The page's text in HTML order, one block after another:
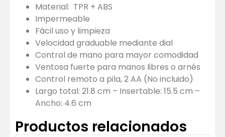
Material: TPR + ABS
Impermeable
Fácil uso y limpieza
Velocidad graduable mediante dial
Control de mano para mayor comodidad
Ventosa fuerte para manos libres o arnés
Control remoto a pila, 2 AA (No incluido)
Largo total: 21.8 cm – Insertable: 15.5 cm –
Ancho: 4.6 cm
Productos relacionados